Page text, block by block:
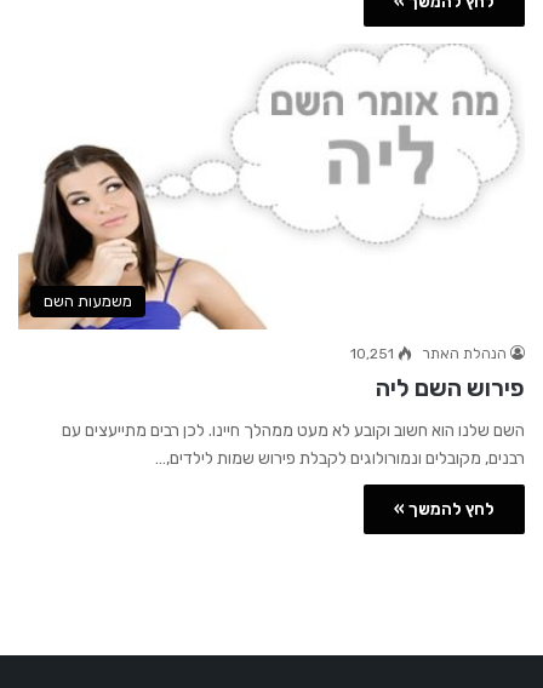
משמעות השם
הנהלת האתר 10,251
פירוש השם ליה
השם שלנו הוא חשוב וקובע לא מעט ממהלך חיינו. לכן רבים מתייעצים עם
רבנים, מקובלים ונמורולוגים לקבלת פירוש שמות לילדים,…
לחץ להמשך »